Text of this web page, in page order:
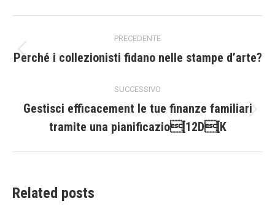
tra
post
PRECEDENTE
Post
Perché i collezionisti fidano nelle stampe d’arte?
SUCCESSIVO
post:
Gestisci efficacement le tue finanze familiari
tramite una pianificazio[12D[K
Related posts